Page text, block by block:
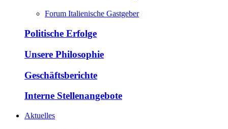
Forum Italienische Gastgeber
Politische Erfolge
Unsere Philosophie
Geschäftsberichte
Interne Stellenangebote
Aktuelles